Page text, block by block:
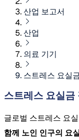
산업 보고서
산업
의료 기기
스트레스 요실
스트레스 요실금
글로벌 스트레스 요
함께 노인 인구의 요